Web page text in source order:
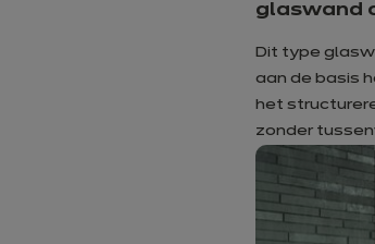
glaswand
Dit type
aan de basis
het
zonder